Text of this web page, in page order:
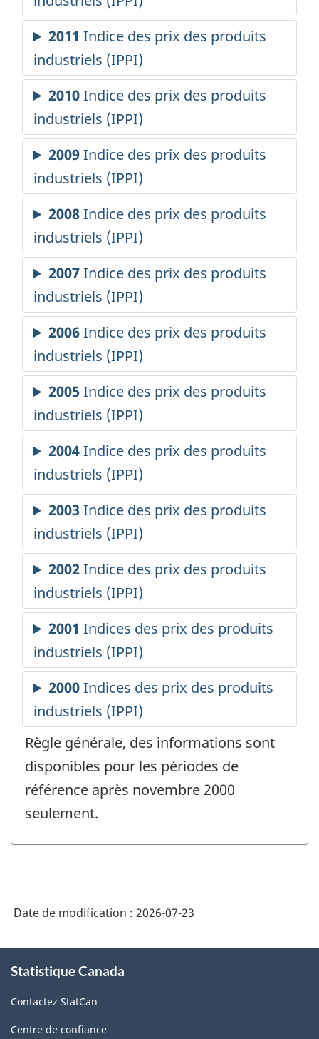
Règle générale, des informations sont
disponibles pour les périodes de
référence après novembre 2000
seulement.
Date de modification : 2026-07-23
propos
ce
site
Statistique Canada
Contactez StatCan
Centre de confiance